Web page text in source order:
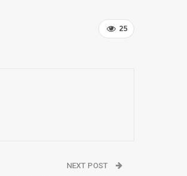
25
NEXT POST